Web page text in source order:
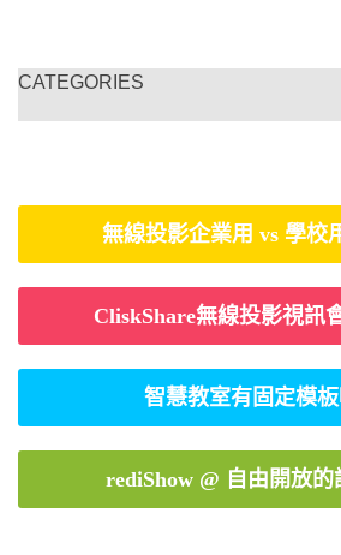
CATEGORIES
無線投影企業用 vs 學校
CliskShare無線投影視訊
智慧教室有固定模板
rediShow @ 自由開放的